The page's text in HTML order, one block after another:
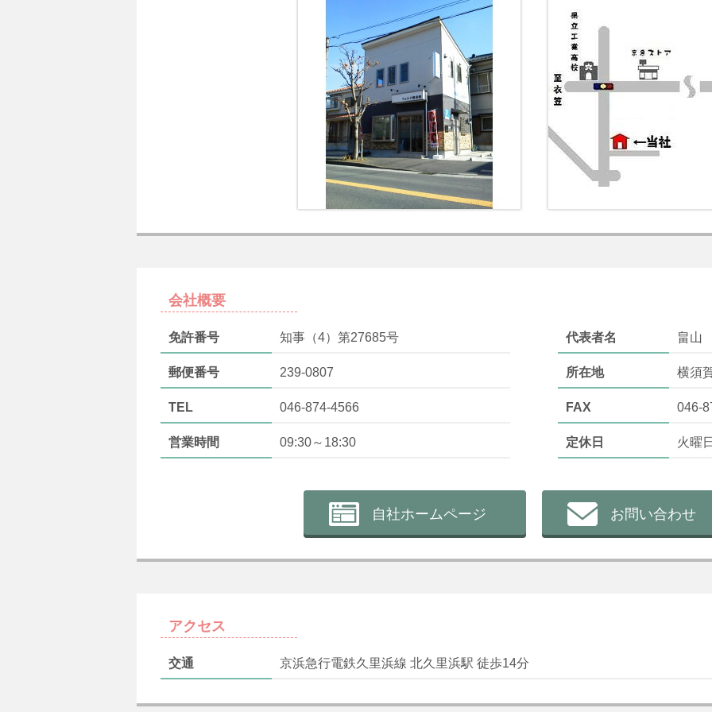
会社概要
免許番号 知事（4）第27685号 代表者名 畠山
郵便番号 239-0807 所在地 横須
TEL 046-874-4566 FAX 046-
営業時間 09:30～18:30 定休日 火曜
自社ホームページ お問い合わせ
アクセス
交通 京浜急行電鉄久里浜線 北久里浜駅 徒歩14分